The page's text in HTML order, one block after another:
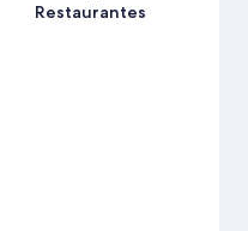
Restaurantes